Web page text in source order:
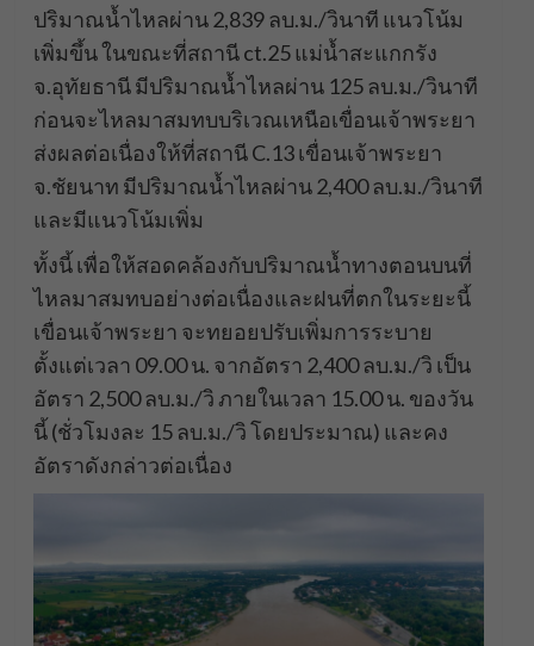
ปริมาณน้ำไหลผ่าน 2,839 ลบ.ม./วินาที แนวโน้ม
เพิ่มขึ้น ในขณะที่สถานี ct.25 แม่น้ำสะแกกรัง
จ.อุทัยธานี มีปริมาณน้ำไหลผ่าน 125 ลบ.ม./วินาที
ก่อนจะไหลมาสมทบบริเวณเหนือเขื่อนเจ้าพระยา
ส่งผลต่อเนื่องให้ที่สถานี C.13 เขื่อนเจ้าพระยา
จ.ชัยนาท มีปริมาณน้ำไหลผ่าน 2,400 ลบ.ม./วินาที
และมีแนวโน้มเพิ่ม
ทั้งนี้ เพื่อให้สอดคล้องกับปริมาณน้ำทางตอนบนที่
ไหลมาสมทบอย่างต่อเนื่องและฝนที่ตกในระยะนี้
เขื่อนเจ้าพระยา จะทยอยปรับเพิ่มการระบาย
ตั้งแต่เวลา 09.00 น. จากอัตรา 2,400 ลบ.ม./วิ เป็น
อัตรา 2,500 ลบ.ม./วิ ภายในเวลา 15.00 น. ของวัน
นี้ (ชั่วโมงละ 15 ลบ.ม./วิ โดยประมาณ) และคง
อัตราดังกล่าวต่อเนื่อง